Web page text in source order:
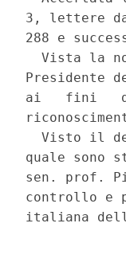
3, lettere
288 e
Vista la
Presidente
ai   fini
Visto il
quale sono
sen. prof.
controllo e
italiana